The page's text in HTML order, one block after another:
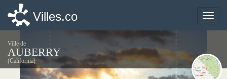
Toggle
Villes.co
Ville de
AUBERRY
(California)
Toggle
Villes.co